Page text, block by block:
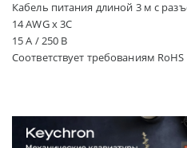
Кабель питания длиной 3 м с
14 AWG x 3C
15 А / 250 В
Соответствует требованиям RoHS